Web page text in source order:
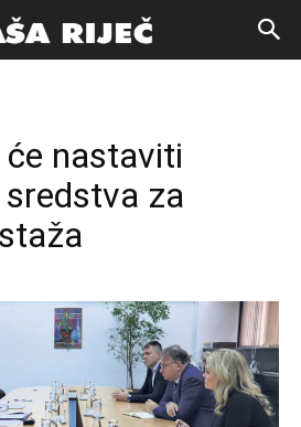
nastaviti
za